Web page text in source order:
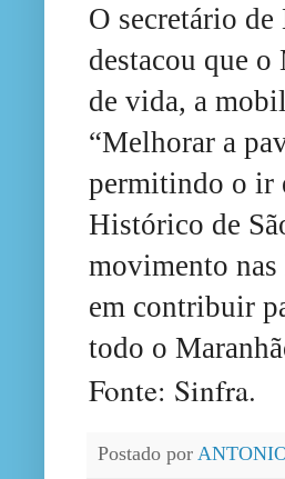
O secretário
destacou que
de vida, a
“Melhorar a
permitindo o ir
Histórico de
movimento
em contribuir
todo o
Fonte: Sinfra.
Postado por